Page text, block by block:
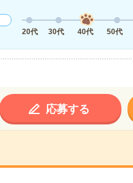
20代
30代 40代 50代
応募する